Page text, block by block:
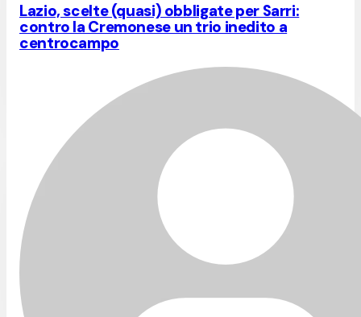
Lazio, scelte (quasi) obbligate per Sarri:
contro la Cremonese un trio inedito a
centrocampo